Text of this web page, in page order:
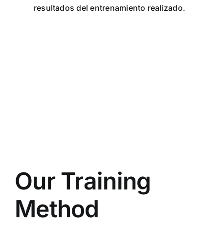
resultados del entrenamiento realizado.
Our Training
Method